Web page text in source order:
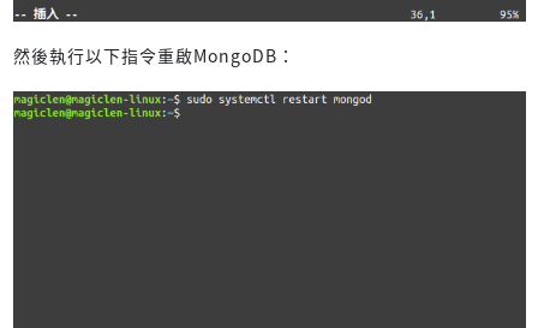
然後執行以下指令重啟MongoDB：